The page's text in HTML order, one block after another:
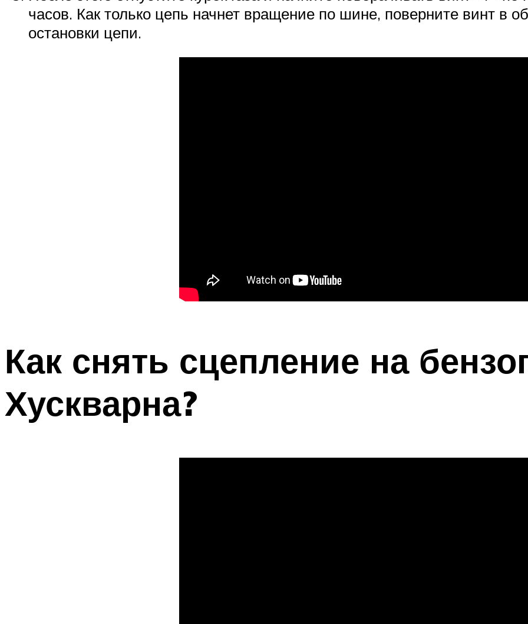
часов. Как только цепь начнет вращение по шине, поверните винт в
остановки цепи.
Как снять сцепление на
Хускварна?